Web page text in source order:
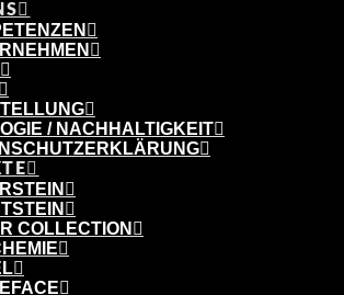
/ NACHHALTIGKEIT
COLLECTION